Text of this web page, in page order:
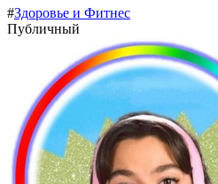
#Здоровье и Фитнес
Публичный